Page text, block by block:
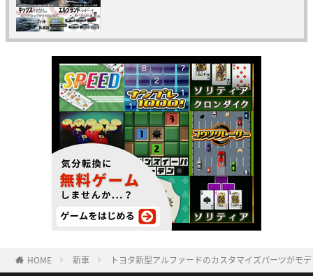
HOME 新車 トヨタ新型アルファードのカスタマイズパーツが